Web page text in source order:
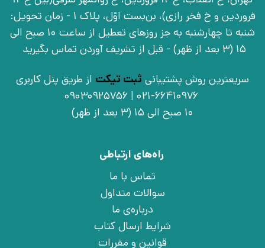
فروردین و خ فخر رازی)، بن‌بست اوّل، پلاک 1 - زمان تحویل:
شنبه تا چهارشنبه به جز روزهای تعطیل از ساعت 10 صبح الی
15 (3 بعد از ظهر) - قبل از تشریف آوردن تماس بگیرید
سریعترین روش پشتیبانی ثبت تیکت از طریق پنل کاربری
021-66410976 | 09030925756
10 صبح الی 15 (3 بعد از ظهر)
راه‌های ارتباطی
تماس با ما
سوالات متداول
درباره‌ی ما
شرایط ارسال کتاب
قوانین و مقررات